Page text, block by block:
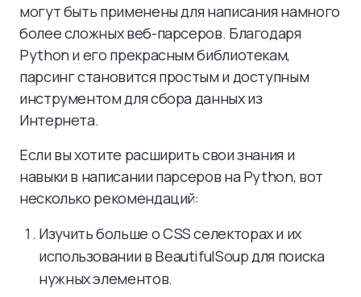
могут быть применены для написания намного
более сложных веб-парсеров. Благодаря
Python и его прекрасным библиотекам,
парсинг становится простым и доступным
инструментом для сбора данных из
Интернета.
Если вы хотите расширить свои знания и
навыки в написании парсеров на Python, вот
несколько рекомендаций:
Изучить больше о CSS селекторах и их
использовании в BeautifulSoup для поиска
нужных элементов.